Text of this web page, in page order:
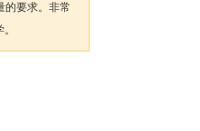
的要求。非常